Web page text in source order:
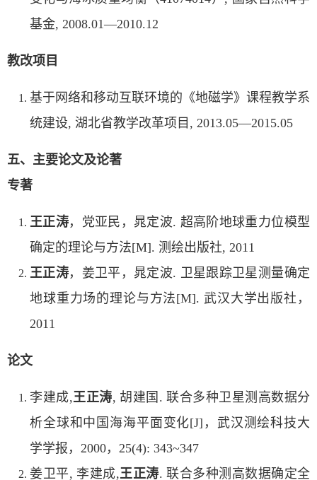
基金, 2008.01—2010.12
教改项目
基于网络和移动互联环境的《地磁学》课程教学系
统建设, 湖北省教学改革项目, 2013.05—2015.05
五、主要论文及论著
专著
王正涛，党亚民，晁定波. 超高阶地球重力位模型
确定的理论与方法[M]. 测绘出版社, 2011
王正涛，姜卫平，晁定波. 卫星跟踪卫星测量确定
地球重力场的理论与方法[M]. 武汉大学出版社，
2011
论文
李建成,王正涛, 胡建国. 联合多种卫星测高数据分
析全球和中国海海平面变化[J]，武汉测绘科技大
学学报，2000，25(4): 343~347
姜卫平, 李建成,王正涛. 联合多种测高数据确定全